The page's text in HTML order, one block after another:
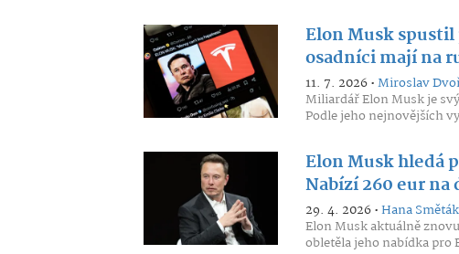
Elon Musk
osadníci mají na
11. 7. 2026 •Miroslav
Miliardář Elon Musk je
Podle jeho nejnovějších
Elon Musk hledá
Nabízí 260 eur na
29. 4. 2026 •Hana
Elon Musk aktuálně
obletěla jeho nabídka pro